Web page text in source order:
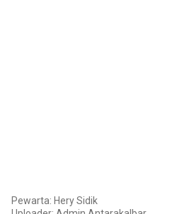
Pewarta: Hery Sidik